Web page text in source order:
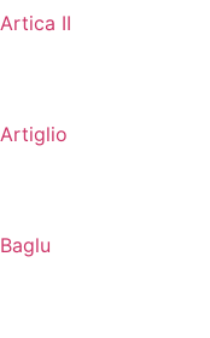
Artica II
Artiglio
Baglu